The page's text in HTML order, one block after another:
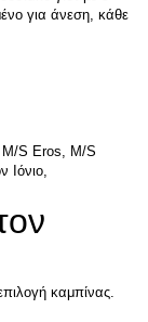
για άνεση, κάθε
S Eros, M/S
Ιόνιο,
καμπίνας.